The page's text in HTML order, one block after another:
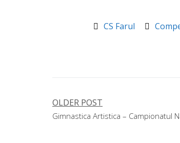
CS Farul
Navigare
în
OLDER POST
Gimnastica Artistica – Campionatul